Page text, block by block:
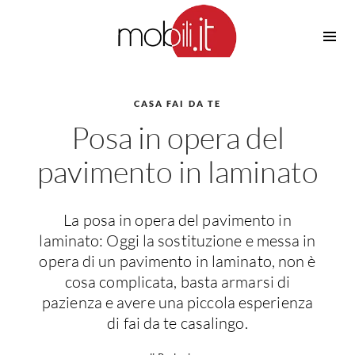
Cucine Design
Cucine Moderne
Cucine Country
Consigli Cucine
Attrezzature Interne
Elettrodomestici
Frigoriferi
Piani cottura
Irrigazione
Casette in Legno
Amaca
Pergole
Giardinaggio
Piante
Luce
Lampade
CASA FAI DA TE
Posa in opera del
pavimento in laminato
La posa in opera del pavimento in
laminato: Oggi la sostituzione e messa in
opera di un pavimento in laminato, non è
cosa complicata, basta armarsi di
pazienza e avere una piccola esperienza
di fai da te casalingo.